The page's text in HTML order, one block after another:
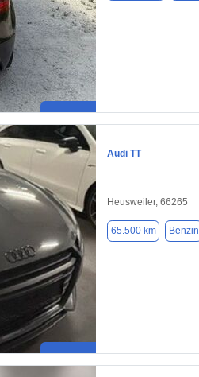
Audi TT
Heusweiler, 66265
65.500 km Benzin